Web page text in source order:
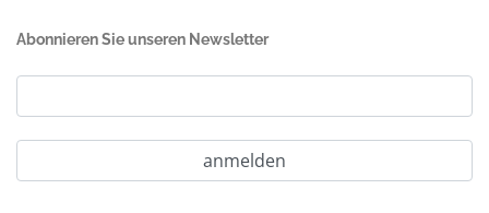
Abonnieren Sie unseren Newsletter